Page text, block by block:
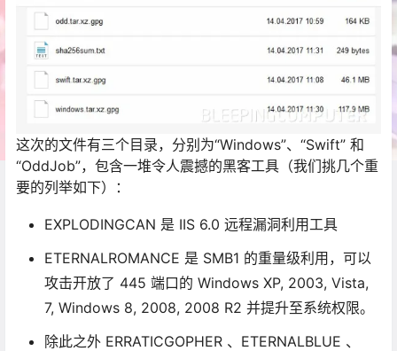
这次的文件有三个目录，分别为“Windows”、“Swift” 和
“OddJob”，包含一堆令人震撼的黑客工具（我们挑几个重
要的列举如下）：
EXPLODINGCAN 是 IIS 6.0 远程漏洞利用工具
ETERNALROMANCE 是 SMB1 的重量级利用，可以
攻击开放了 445 端口的 Windows XP, 2003, Vista,
7, Windows 8, 2008, 2008 R2 并提升至系统权限。
除此之外 ERRATICGOPHER 、ETERNALBLUE 、